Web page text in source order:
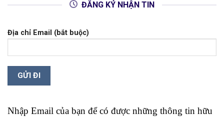
ĐĂNG KÝ NHẬN TIN
Địa chỉ Email (bắt buộc)
Nhập Email của bạn để có được những thông tin hữu